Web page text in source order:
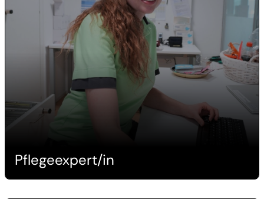
Pflegeexpert/in